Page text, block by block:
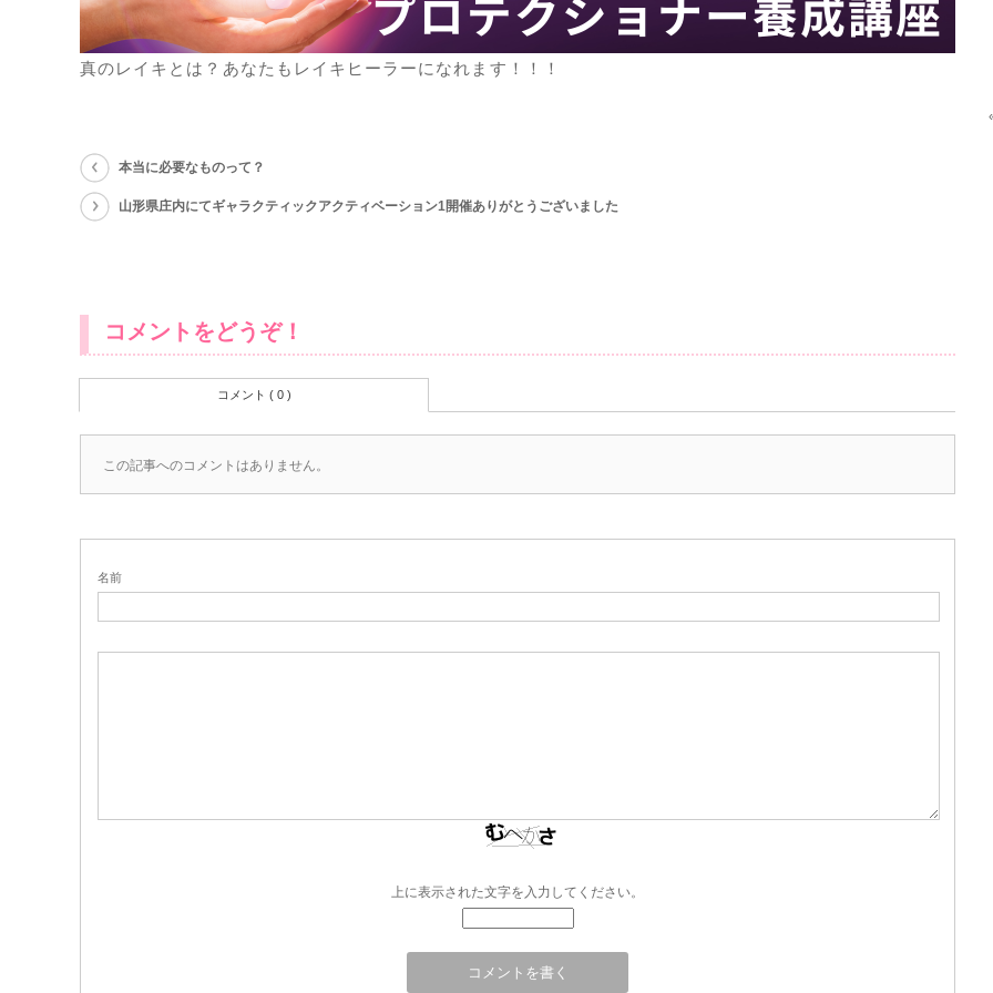
真のレイキとは？あなたもレイキヒーラーになれます！！！
本当に必要なものって？
山形県庄内にてギャラクティックアクティベーション1開催ありがとうございました
コメントをどうぞ！
コメント ( 0 )
この記事へのコメントはありません。
名前
上に表示された文字を入力してください。